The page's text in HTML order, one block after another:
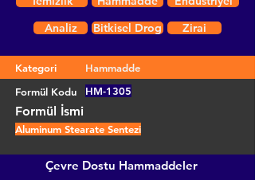
Analiz
Bitkisel Drog Zirai
Kategori
Hammadde
Formül Kodu
HM-1305
Formül İsmi
Aluminum Stearate Sentezi
Çevre Dostu Hammaddeler